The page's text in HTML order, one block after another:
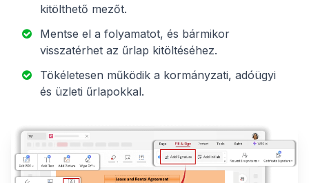
kitölthető mezőt.
Mentse el a folyamatot, és bármikor
visszatérhet az űrlap kitöltéséhez.
Tökéletesen működik a kormányzati, adóügyi
és üzleti űrlapokkal.